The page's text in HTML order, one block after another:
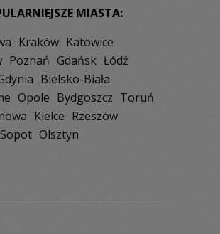
MIASTA:
Kraków Katowice
Poznań Gdańsk Łódź
Bielsko-Biała
Opole Bydgoszcz Toruń
Kielce Rzeszów
Sopot Olsztyn